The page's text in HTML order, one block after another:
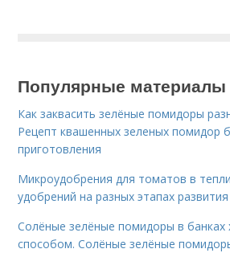
Популярные материалы
Как заквасить зелёные помидоры
Рецепт квашенных зеленых помидор
приготовления
Микроудобрения для томатов в
удобрений на разных этапах
Солёные зелёные помидоры в банках
способом. Солёные зелёные